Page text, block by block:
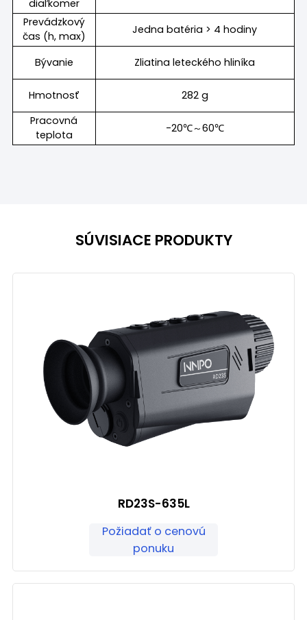
diaľkomer
Prevádzkový
čas (h, max)
Jedna batéria > 4 hodiny
Bývanie Zliatina leteckého hliníka
Hmotnosť
282 g
Pracovná
teplota
-20℃～60℃
SÚVISIACE PRODUKTY
RD23S-635L
Požiadať o cenovú
ponuku